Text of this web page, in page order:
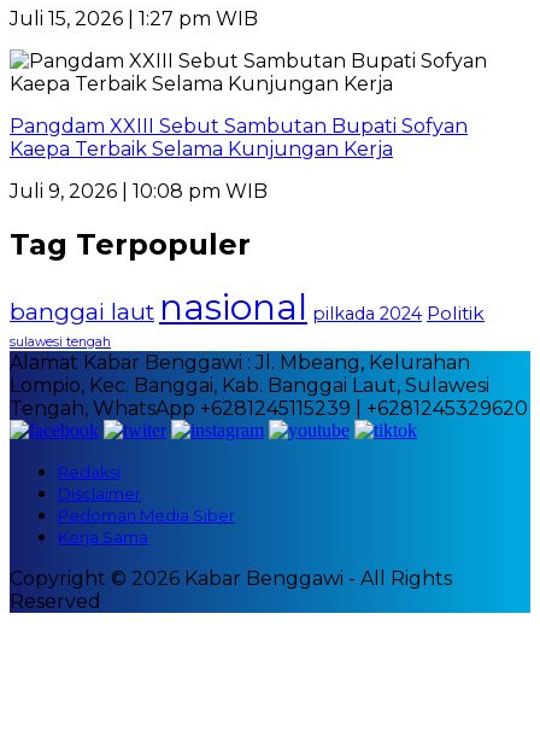
Juli 15, 2026 | 1:27 pm WIB
Pangdam XXIII Sebut Sambutan Bupati Sofyan
Kaepa Terbaik Selama Kunjungan Kerja
Juli 9, 2026 | 10:08 pm WIB
Tag Terpopuler
banggai laut nasional pilkada 2024 Politik
sulawesi tengah
Alamat Kabar Benggawi : Jl. Mbeang, Kelurahan
Lompio, Kec. Banggai, Kab. Banggai Laut, Sulawesi
Tengah, WhatsApp +6281245115239 | +6281245329620
Redaksi
Disclaimer
Pedoman Media Siber
Kerja Sama
Copyright © 2026 Kabar Benggawi - All Rights
Reserved